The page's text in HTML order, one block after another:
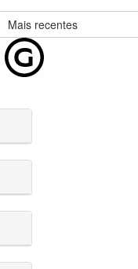
Mais recentes